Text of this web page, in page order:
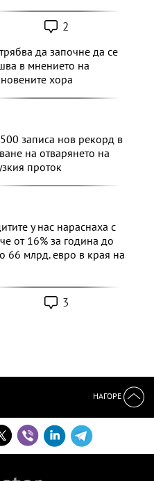
2
да започне да се
в мнението на
хора
записа нов рекорд в
на отварянето на
проток
у нас нараснаха с
от 16% за година до
66 млрд. евро в края на
3
НАГОРЕ